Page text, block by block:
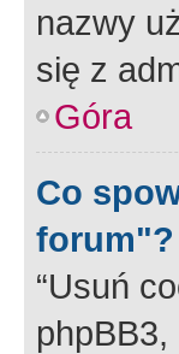
nazwy
się z
Góra
Co
forum"?
“Usuń